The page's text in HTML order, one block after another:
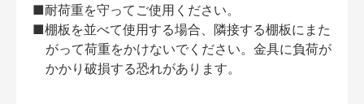
■耐荷重を守ってご使用ください。
■棚板を並べて使用する場合、隣接する棚板にまた
がって荷重をかけないでください。金具に負荷が
かかり破損する恐れがあります。